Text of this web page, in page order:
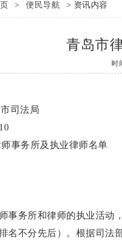
> 便民导航 > 资讯内容
青岛市
时
司法局
务所及执业律师名单
务所和律师的执业活动，
名不分先后）。根据司法